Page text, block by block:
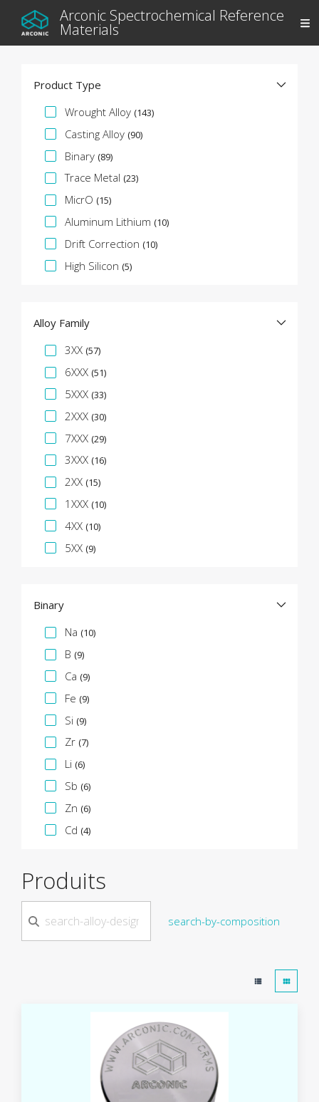
Arconic Spectrochemical Reference
Materials
Product Type
Facette de spécification
Wrought Alloy (143)
Casting Alloy (90)
Binary (89)
Trace Metal (23)
MicrO (15)
Aluminum Lithium (10)
Drift Correction (10)
High Silicon (5)
Alloy Family
Facette de spécification
3XX (57)
6XXX (51)
5XXX (33)
2XXX (30)
7XXX (29)
3XXX (16)
2XX (15)
1XXX (10)
4XX (10)
5XX (9)
Binary
Facette de spécification
Na (10)
B (9)
Ca (9)
Fe (9)
Si (9)
Zr (7)
Li (6)
Sb (6)
Zn (6)
Cd (4)
Produits
search-by-composition